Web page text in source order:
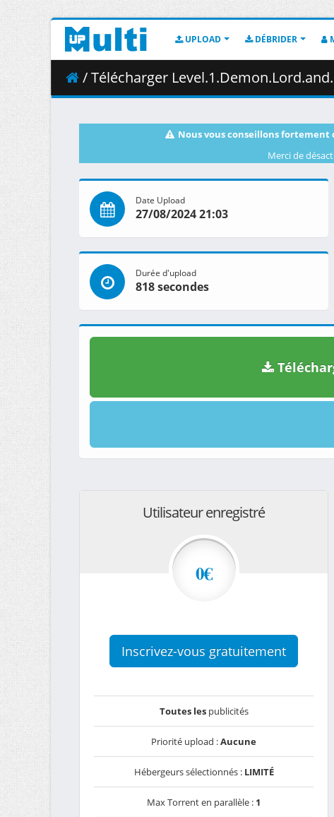
UPLOAD DÉBRIDER
/ Télécharger
Nous vous conseillons
Merci de
Date Upload
27/08/2024 21:03
Durée d'upload
818 secondes
Utilisateur enregistré
0€
Inscrivez-vous gratuitement
Toutes lespublicités
Priorité upload :Aucune
Hébergeurs sélectionnés : LIMITÉ
Max Torrent en parallèle : 1